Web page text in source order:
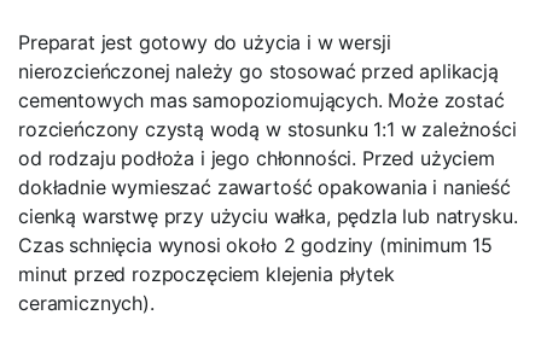
Preparat jest gotowy do użycia i w wersji
nierozcieńczonej należy go stosować przed aplikacją
cementowych mas samopoziomujących. Może zostać
rozcieńczony czystą wodą w stosunku 1:1 w zależności
od rodzaju podłoża i jego chłonności. Przed użyciem
dokładnie wymieszać zawartość opakowania i nanieść
cienką warstwę przy użyciu wałka, pędzla lub natrysku.
Czas schnięcia wynosi około 2 godziny (minimum 15
minut przed rozpoczęciem klejenia płytek
ceramicznych).